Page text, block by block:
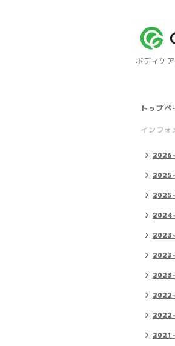
ボディケ
トップペ
インフォ
2026-
2025-
2025-
2024-
2023-
2023-
2023-
2022-
2022-
2021-